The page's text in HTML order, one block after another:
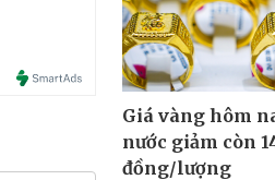
Giá vàng hôm
nước giảm còn
đồng/lượng